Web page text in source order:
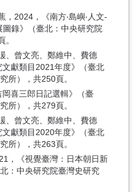
，2024，《南方‧島嶼‧人文-
錄》（臺北：中央研究院
。
、曾文亮、鄭維中、費德
獻類目2021年度》（臺北
所），共250頁。
喜三郎日記選輯》（臺
所），共279頁。
、曾文亮、鄭維中、費德
獻類目2020年度》（臺北
所），共263頁。
，《視覺臺灣：日本朝日新
：中央研究院臺灣史研究